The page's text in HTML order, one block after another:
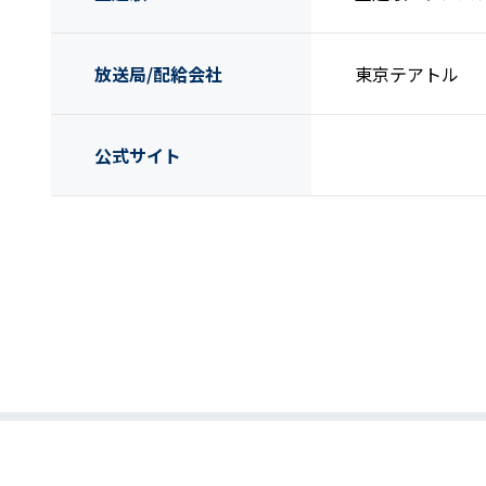
放送局/配給会社 東京テアトル
公式サイト